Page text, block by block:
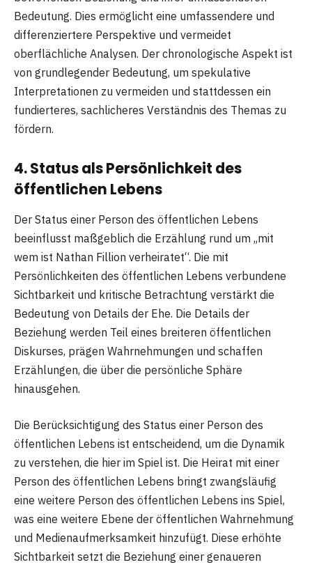
Bedeutung. Dies ermöglicht eine umfassendere und
differenziertere Perspektive und vermeidet
oberflächliche Analysen. Der chronologische Aspekt ist
von grundlegender Bedeutung, um spekulative
Interpretationen zu vermeiden und stattdessen ein
fundierteres, sachlicheres Verständnis des Themas zu
fördern.
4. Status als Persönlichkeit des
öffentlichen Lebens
Der Status einer Person des öffentlichen Lebens
beeinflusst maßgeblich die Erzählung rund um „mit
wem ist Nathan Fillion verheiratet“. Die mit
Persönlichkeiten des öffentlichen Lebens verbundene
Sichtbarkeit und kritische Betrachtung verstärkt die
Bedeutung von Details der Ehe. Die Details der
Beziehung werden Teil eines breiteren öffentlichen
Diskurses, prägen Wahrnehmungen und schaffen
Erzählungen, die über die persönliche Sphäre
hinausgehen.
Die Berücksichtigung des Status einer Person des
öffentlichen Lebens ist entscheidend, um die Dynamik
zu verstehen, die hier im Spiel ist. Die Heirat mit einer
Person des öffentlichen Lebens bringt zwangsläufig
eine weitere Person des öffentlichen Lebens ins Spiel,
was eine weitere Ebene der öffentlichen Wahrnehmung
und Medienaufmerksamkeit hinzufügt. Diese erhöhte
Sichtbarkeit setzt die Beziehung einer genaueren